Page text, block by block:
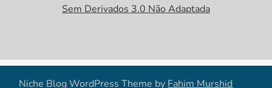
Sem Derivados 3.0 Não Adaptada
Niche Blog WordPress Theme by Fahim Murshid